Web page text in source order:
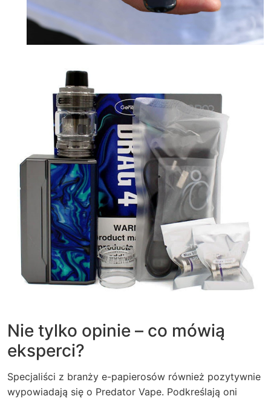
Nie tylko opinie – co mówią
eksperci?
Specjaliści z branży e-papierosów również pozytywnie
wypowiadają się o Predator Vape. Podkreślają oni